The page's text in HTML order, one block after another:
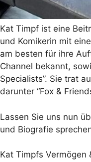
Kat Timpf ist eine
und Komikerin mit
am besten für ihre
Channel bekannt,
Specialists”. Sie trat
darunter “Fox &
Lassen Sie uns nun
und Biografie
Kat Timpfs Vermögen